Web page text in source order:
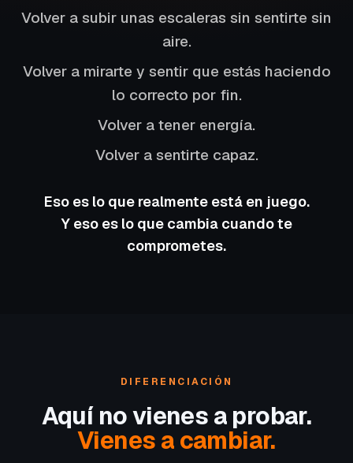
Volver a subir unas escaleras sin sentirte sin
aire.
Volver a mirarte y sentir que estás haciendo
lo correcto por fin.
Volver a tener energía.
Volver a sentirte capaz.
Eso es lo que realmente está en juego.
Y eso es lo que cambia cuando te
comprometes.
DIFERENCIACIÓN
Aquí no vienes a probar.
Vienes a cambiar.